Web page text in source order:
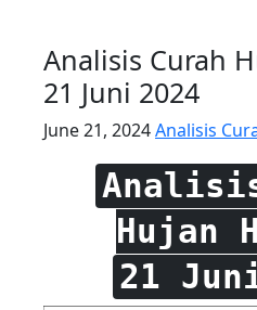
Analisis Curah
21 Juni 2024
June 21, 2024Analisis
Hujan
21